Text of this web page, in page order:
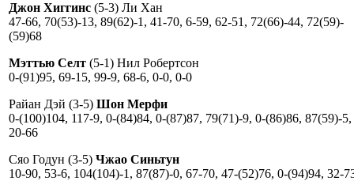
Джон Хиггинс (5-3) Ли Хан
47-66, 70(53)-13, 89(62)-1, 41-70, 6-59, 62-51, 72(66)-44, 72(59)-
(59)68
Мэттью Селт (5-1) Нил Робертсон
0-(91)95, 69-15, 99-9, 68-6, 0-0, 0-0
Райан Дэй (3-5) Шон Мерфи
0-(100)104, 117-9, 0-(84)84, 0-(87)87, 79(71)-9, 0-(86)86, 87(59)-5,
20-66
Сяо Годун (3-5) Чжао Синьтун
10-90, 53-6, 104(104)-1, 87(87)-0, 67-70, 47-(52)76, 0-(94)94, 32-